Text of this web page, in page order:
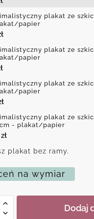
plakat ze
papier
plakat ze
papier
plakat ze
papier
plakat ze
- plakat/papier
zł
plakat bez ramy.
na wymiar
Dodaj